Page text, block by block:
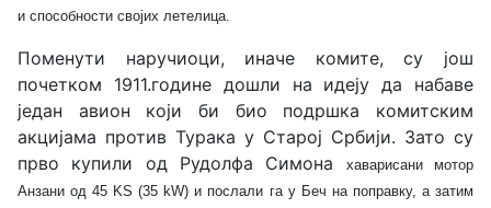
и способности својих летелица.
Поменути наручиоци, иначе комите, су још
почетком 1911.године дошли на идеју да набаве
један авион који би био подршка комитским
акцијама против Турака у Старој Србији. Зато су
прво купили од Рудолфа Симона
хаварисани мотор
Анзани од 45 KS (35 kW) и послали га у Беч на поправку, а затим